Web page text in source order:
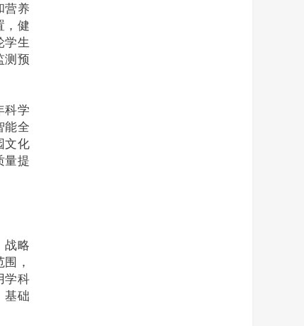
营养
，健
学生
测预
科学
能全
文化
量提
战略
，
学科
基础